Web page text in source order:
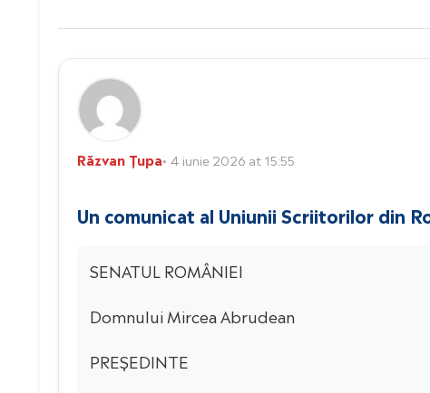
Răzvan Țupa• 4 iunie 2026 at 15:55
Un comunicat al Uniunii Scriitorilor din
SENATUL ROMÂNIEI
Domnului Mircea Abrudean
PREȘEDINTE